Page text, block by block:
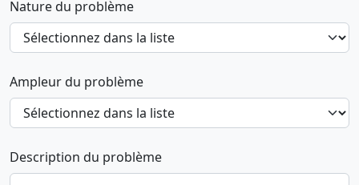
Nature du problème
Ampleur du problème
Description du problème